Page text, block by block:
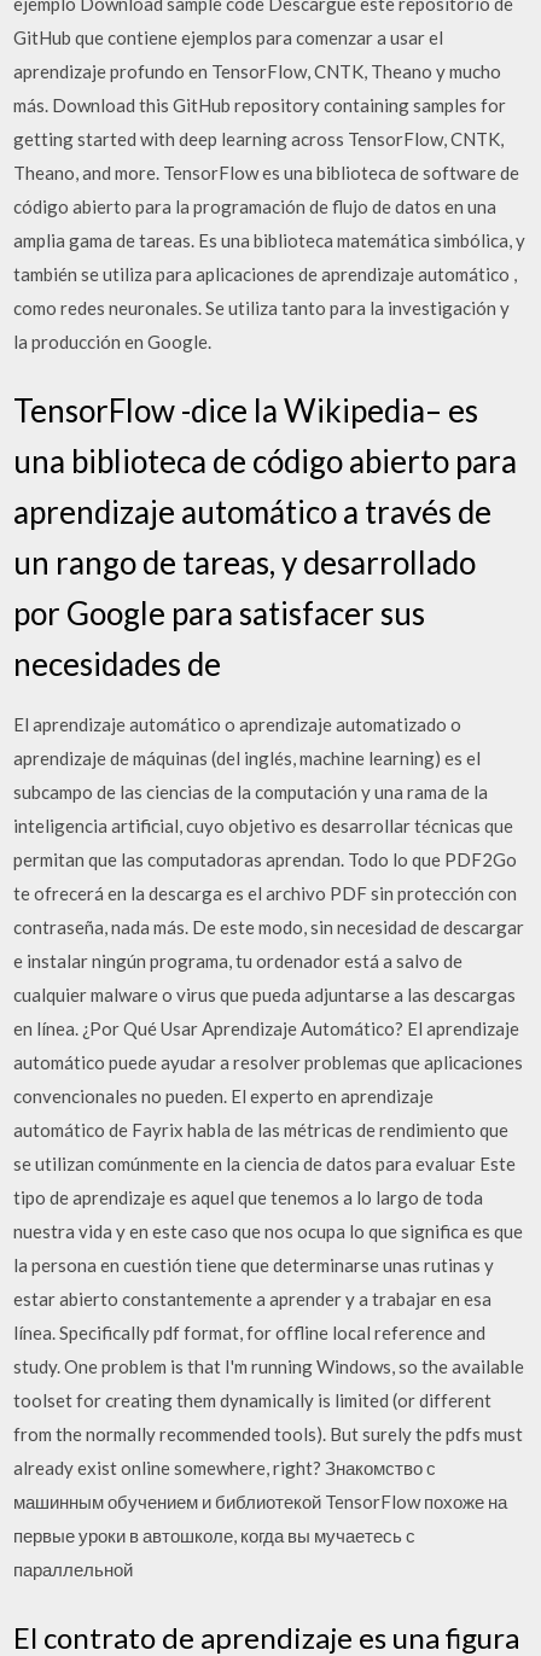
GitHub que contiene ejemplos para comenzar a usar el
aprendizaje profundo en TensorFlow, CNTK, Theano y mucho
más. Download this GitHub repository containing samples for
getting started with deep learning across TensorFlow, CNTK,
Theano, and more. TensorFlow es una biblioteca de software de
código abierto para la programación de flujo de datos en una
amplia gama de tareas. Es una biblioteca matemática simbólica, y
también se utiliza para aplicaciones de aprendizaje automático ,
como redes neuronales. Se utiliza tanto para la investigación y
la producción en Google.
TensorFlow -dice la Wikipedia– es
una biblioteca de código abierto para
aprendizaje automático a través de
un rango de tareas, y desarrollado
por Google para satisfacer sus
necesidades de
El aprendizaje automático o aprendizaje automatizado o
aprendizaje de máquinas (del inglés, machine learning) es el
subcampo de las ciencias de la computación y una rama de la
inteligencia artificial, cuyo objetivo es desarrollar técnicas que
permitan que las computadoras aprendan. Todo lo que PDF2Go
te ofrecerá en la descarga es el archivo PDF sin protección con
contraseña, nada más. De este modo, sin necesidad de descargar
e instalar ningún programa, tu ordenador está a salvo de
cualquier malware o virus que pueda adjuntarse a las descargas
en línea. ¿Por Qué Usar Aprendizaje Automático? El aprendizaje
automático puede ayudar a resolver problemas que aplicaciones
convencionales no pueden. El experto en aprendizaje
automático de Fayrix habla de las métricas de rendimiento que
se utilizan comúnmente en la ciencia de datos para evaluar Este
tipo de aprendizaje es aquel que tenemos a lo largo de toda
nuestra vida y en este caso que nos ocupa lo que significa es que
la persona en cuestión tiene que determinarse unas rutinas y
estar abierto constantemente a aprender y a trabajar en esa
línea. Specifically pdf format, for offline local reference and
study. One problem is that I'm running Windows, so the available
toolset for creating them dynamically is limited (or different
from the normally recommended tools). But surely the pdfs must
already exist online somewhere, right? Знакомство с
машинным обучением и библиотекой TensorFlow похоже на
первые уроки в автошколе, когда вы мучаетесь с
параллельной
El contrato de aprendizaje es una figura